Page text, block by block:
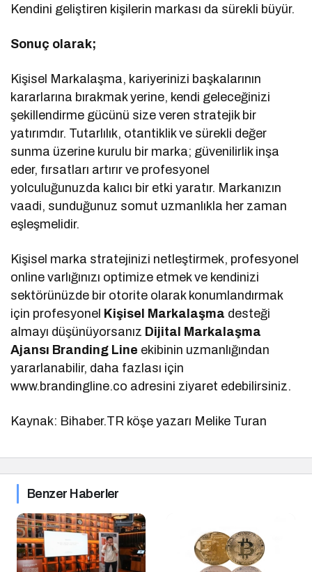
Kendini geliştiren kişilerin markası da sürekli büyür.
Sonuç olarak;
Kişisel Markalaşma, kariyerinizi başkalarının
kararlarına bırakmak yerine, kendi geleceğinizi
şekillendirme gücünü size veren stratejik bir
yatırımdır. Tutarlılık, otantiklik ve sürekli değer
sunma üzerine kurulu bir marka; güvenilirlik inşa
eder, fırsatları artırır ve profesyonel
yolculuğunuzda kalıcı bir etki yaratır. Markanızın
vaadi, sunduğunuz somut uzmanlıkla her zaman
eşleşmelidir.
Kişisel marka stratejinizi netleştirmek, profesyonel
online varlığınızı optimize etmek ve kendinizi
sektörünüzde bir otorite olarak konumlandırmak
için profesyonel Kişisel Markalaşma desteği
almayı düşünüyorsanız Dijital Markalaşma
Ajansı Branding Line ekibinin uzmanlığından
yararlanabilir, daha fazlası için
www.brandingline.co adresini ziyaret edebilirsiniz.
Kaynak: Bihaber.TR köşe yazarı Melike Turan
Benzer Haberler